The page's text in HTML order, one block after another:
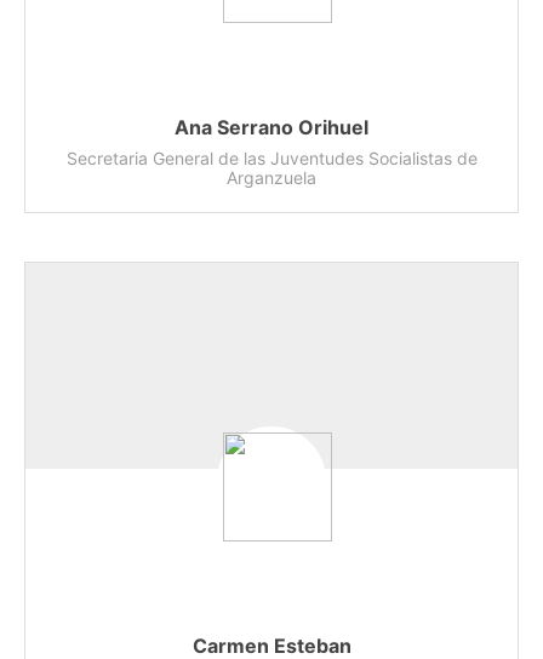
Ana Serrano Orihuel
Secretaria General de las Juventudes Socialistas de
Arganzuela
Carmen Esteban